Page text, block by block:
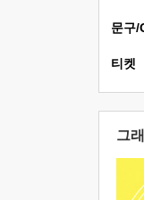
문구/
티켓
그